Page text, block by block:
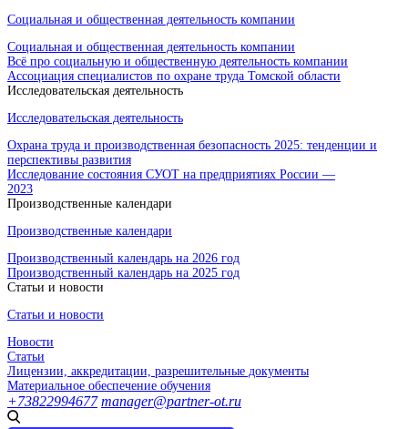
Социальная и общественная деятельность компании
Социальная и общественная деятельность компании
Всё про социальную и общественную деятельность компании
Ассоциация специалистов по охране труда Томской области
Исследовательская деятельность
Исследовательская деятельность
Охрана труда и производственная безопасность 2025: тенденции и
перспективы развития
Исследование состояния СУОТ на предприятиях России —
2023
Производственные календари
Производственные календари
Производственный календарь на 2026 год
Производственный календарь на 2025 год
Статьи и новости
Статьи и новости
Новости
Статьи
Лицензии, аккредитации, разрешительные документы
Материальное обеспечение обучения
+73822994677 manager@partner-ot.ru